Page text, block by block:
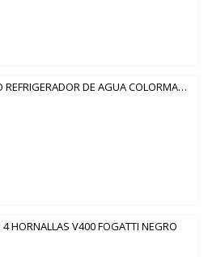
BEBEDERO REFRIGERADOR DE AGUA COLORMAQ BLANCO
HORNALLAS V400 FOGATTI NEGRO